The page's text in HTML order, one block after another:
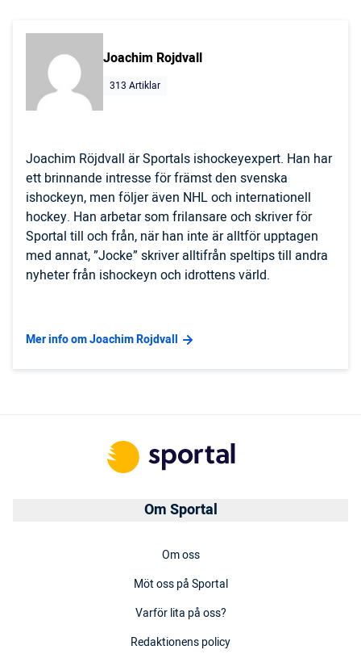
Joachim Rojdvall
313 Artiklar
Joachim Röjdvall är Sportals ishockeyexpert. Han har
ett brinnande intresse för främst den svenska
ishockeyn, men följer även NHL och internationell
hockey. Han arbetar som frilansare och skriver för
Sportal till och från, när han inte är alltför upptagen
med annat, ”Jocke” skriver alltifrån speltips till andra
nyheter från ishockeyn och idrottens värld.
Mer info om Joachim Rojdvall
Om Sportal
Om oss
Möt oss på Sportal
Varför lita på oss?
Redaktionens policy